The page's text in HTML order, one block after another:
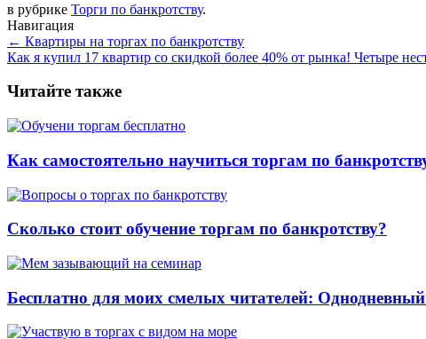
в рубрике Торги по банкротству.
Навигация
← Квартиры на торгах по банкротству
Как я купил 17 квартир со скидкой более 40% от рынка! Четыре
Читайте также
Как самостоятельно научиться торгам по
Сколько стоит обучение торгам по банкротству?
Бесплатно для моих смелых читателей: